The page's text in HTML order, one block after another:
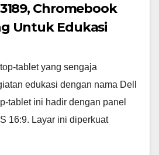
Chromebook
Untuk Edukasi
tablet yang sengaja
edukasi dengan nama Dell
tablet ini hadir dengan panel
16:9. Layar ini diperkuat